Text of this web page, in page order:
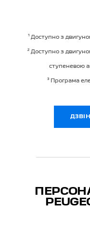
¹ Доступно з
² Доступно з
ступеневою
³ Програма